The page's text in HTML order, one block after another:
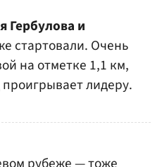
Гербулова и
стартовали. Очень
на отметке 1,1 км,
проигрывает лидеру.